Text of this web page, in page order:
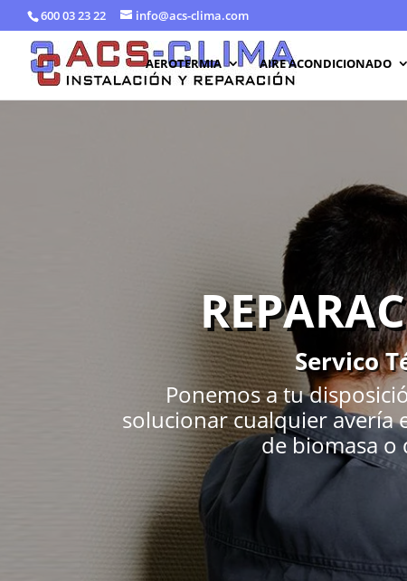
600 03 23 22 info@acs-clima.com
AEROTERMIA AIRE ACONDICIONADO
Servico
Ponemos a tu
solucionar cualquier avería
de biomasa o